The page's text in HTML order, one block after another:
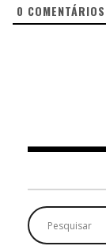
0 COMENTÁRIOS